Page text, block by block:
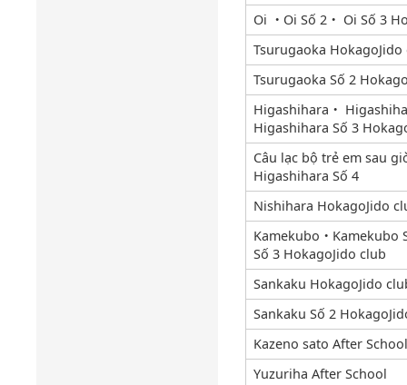
Oi ・Oi Số 2・ Oi Số 3
Tsurugaoka HokagoJido
Tsurugaoka Số 2
Higashihara・
Higashihara Số 3
Câu lạc bộ trẻ em sau
Higashihara Số 4
Nishihara HokagoJido
Kamekubo・Kamekubo
Số 3 HokagoJido club
Sankaku HokagoJido
Sankaku Số 2
Kazeno sato After School
Yuzuriha After School